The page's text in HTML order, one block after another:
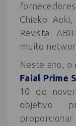
Chieko
Revista
muito
Neste ano, o
Faial Prime
10 de
objetivo